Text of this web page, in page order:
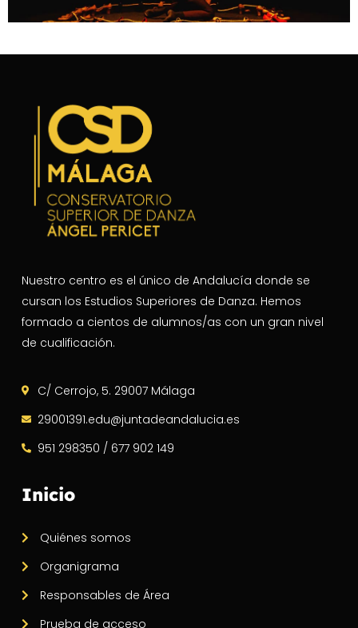
Nuestro centro es el único de Andalucía donde se
cursan los Estudios Superiores de Danza. Hemos
formado a cientos de alumnos/as con un gran nivel
de cualificación.
C/ Cerrojo, 5. 29007 Málaga
29001391.edu@juntadeandalucia.es
951 298350 / 677 902 149
Inicio
Quiénes somos
Organigrama
Responsables de Área
Prueba de acceso